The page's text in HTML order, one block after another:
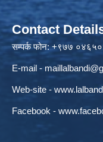
Contact
सम्पर्क फोन: +९७७
E-mail -
Web-site -
Facebook -